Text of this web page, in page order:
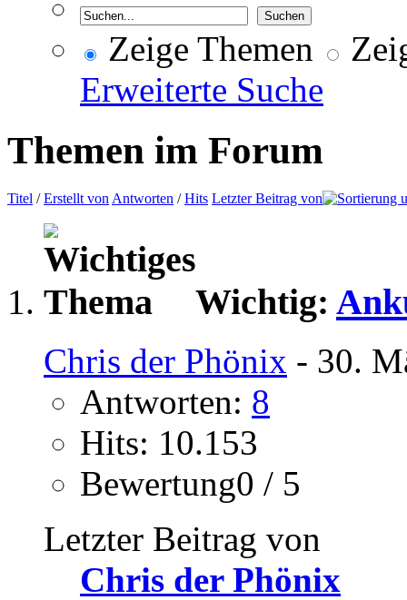
Zeige Themen
Erweiterte Suche
Themen im Forum
Titel /Erstellt von Antworten /Hits Letzter Beitrag von
Wichtig:
Chris der Phönix - 30.
Antworten: 8
Hits: 10.153
Bewertung0 / 5
Letzter Beitrag von
Chris der Phönix